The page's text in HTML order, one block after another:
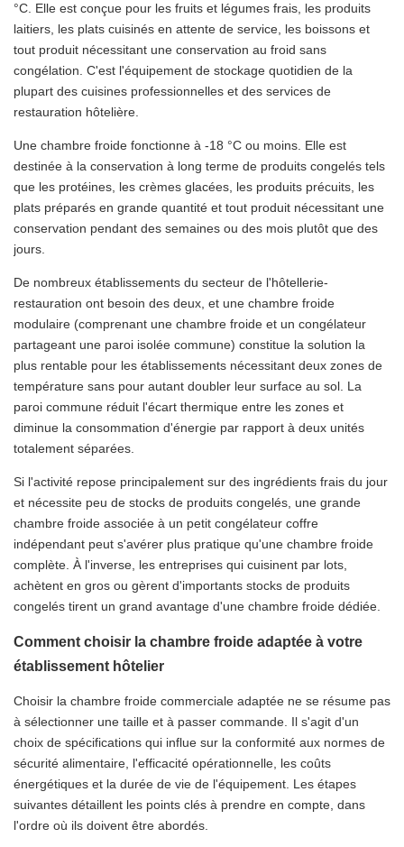
°C. Elle est conçue pour les fruits et légumes frais, les produits
laitiers, les plats cuisinés en attente de service, les boissons et
tout produit nécessitant une conservation au froid sans
congélation. C'est l'équipement de stockage quotidien de la
plupart des cuisines professionnelles et des services de
restauration hôtelière.
Une chambre froide fonctionne à -18 °C ou moins. Elle est
destinée à la conservation à long terme de produits congelés tels
que les protéines, les crèmes glacées, les produits précuits, les
plats préparés en grande quantité et tout produit nécessitant une
conservation pendant des semaines ou des mois plutôt que des
jours.
De nombreux établissements du secteur de l'hôtellerie-
restauration ont besoin des deux, et une chambre froide
modulaire (comprenant une chambre froide et un congélateur
partageant une paroi isolée commune) constitue la solution la
plus rentable pour les établissements nécessitant deux zones de
température sans pour autant doubler leur surface au sol. La
paroi commune réduit l'écart thermique entre les zones et
diminue la consommation d'énergie par rapport à deux unités
totalement séparées.
Si l'activité repose principalement sur des ingrédients frais du jour
et nécessite peu de stocks de produits congelés, une grande
chambre froide associée à un petit congélateur coffre
indépendant peut s'avérer plus pratique qu'une chambre froide
complète. À l'inverse, les entreprises qui cuisinent par lots,
achètent en gros ou gèrent d'importants stocks de produits
congelés tirent un grand avantage d'une chambre froide dédiée.
Comment choisir la chambre froide adaptée à votre
établissement hôtelier
Choisir la chambre froide commerciale adaptée ne se résume pas
à sélectionner une taille et à passer commande. Il s'agit d'un
choix de spécifications qui influe sur la conformité aux normes de
sécurité alimentaire, l'efficacité opérationnelle, les coûts
énergétiques et la durée de vie de l'équipement. Les étapes
suivantes détaillent les points clés à prendre en compte, dans
l'ordre où ils doivent être abordés.